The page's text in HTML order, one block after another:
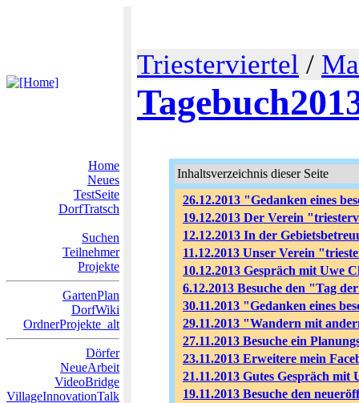
Triesterviertel /
Home
Neues
TestSeite
DorfTratsch
Suchen
Teilnehmer
Projekte
GartenPlan
DorfWiki
OrdnerProjekte_alt
Dörfer
NeueArbeit
VideoBridge
VillageInnovationTalk
Inhaltsverzeichnis dieser Seite
26.12.2013 "Gedanken eines
19.12.2013 Der Verein
12.12.2013 In der
11.12.2013 Unser Verein
10.12.2013 Gespräch mit Uwe
6.12.2013 Besuche den "Tag
30.11.2013 "Gedanken eines
29.11.2013 "Wandern mit
27.11.2013 Besuche ein
23.11.2013 Erweitere mein
21.11.2013 Gutes Gespräch
19.11.2013 Besuche den